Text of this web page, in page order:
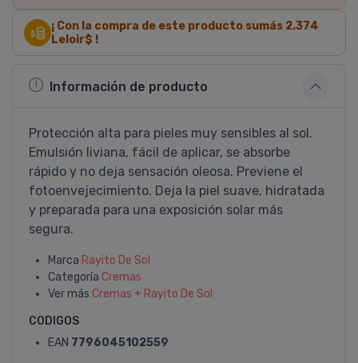
¡ Con la compra de este producto sumás 2.374
Leloir$ !
Información de producto
Protección alta para pieles muy sensibles al sol.
Emulsión liviana, fácil de aplicar, se absorbe
rápido y no deja sensación oleosa. Previene el
fotoenvejecimiento. Deja la piel suave, hidratada
y preparada para una exposición solar más
segura.
Marca Rayito De Sol
Categoría Cremas
Ver más Cremas + Rayito De Sol
CODIGOS
EAN 7796045102559